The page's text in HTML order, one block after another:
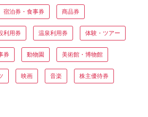
宿泊券・食事券 商品券
利用券 温泉利用券 体験・ツアー
券 動物園 美術館・博物館
映画 音楽 株主優待券